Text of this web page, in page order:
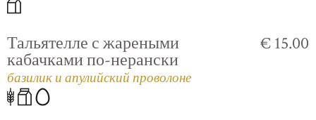
Тальятелле с жареными
кабачками по-нерански
базилик и апулийский проволоне
€ 15.00